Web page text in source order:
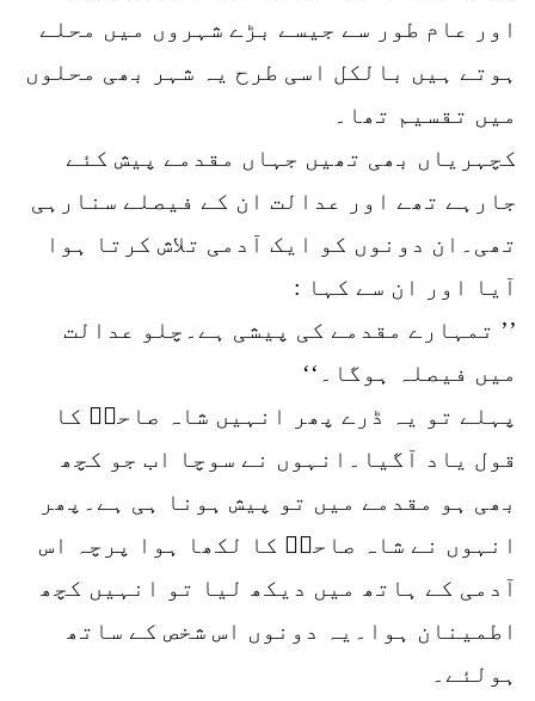
اور عام طور سے جیسے بڑے شہروں میں محلے
ہوتے ہیں بالکل اسی طرح یہ شہر بھی محلوں
میں تقسیم تھا۔
کچہریاں بھی تھیں جہاں مقدمے پیش کئے
جارہے تھے اور عدالت ان کے فیصلے سنارہی
تھی۔ان دونوں کو ایک آدمی تلاش کرتا ہوا
آیا اور ان سے کہا :
’’ تمہارے مقدمے کی پیشی ہے۔چلو عدالت
میں فیصلہ ہوگا۔‘‘
پہلے تو یہ ڈرے پھر انہیں شاہ صاحبؒ کا
قول یاد آگیا۔انہوں نے سوچا اب جو کچھ
بھی ہو مقدمے میں تو پیش ہونا ہی ہے۔پھر
انہوں نے شاہ صاحبؒ کا لکھا ہوا پرچہ اس
آدمی کے ہاتھ میں دیکھ لیا تو انہیں کچھ
اطمینان ہوا۔یہ دونوں اس شخص کے ساتھ
ہولئے۔